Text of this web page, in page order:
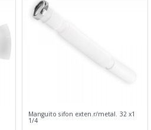
Manguito sifon exten.r/metal. 32 x1
1/4